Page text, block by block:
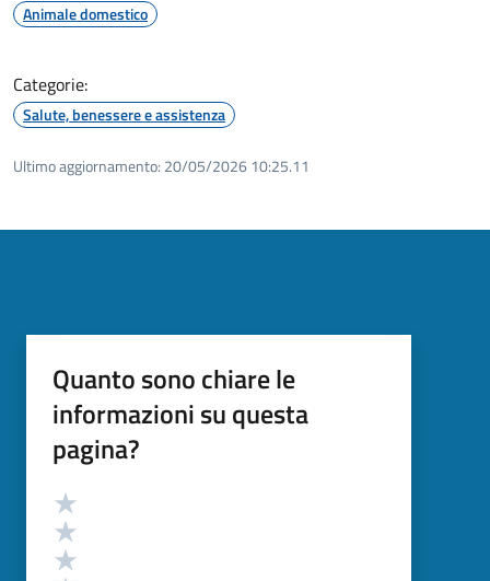
Animale domestico
Categorie:
Salute, benessere e assistenza
Ultimo aggiornamento: 20/05/2026 10:25.11
Quanto sono chiare le
informazioni su questa
pagina?
Valutazione